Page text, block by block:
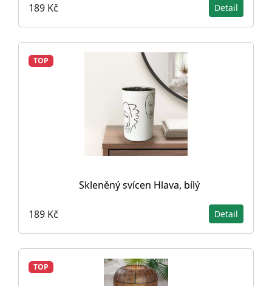
189 Kč Detail
TOP
Skleněný svícen Hlava, bílý
189 Kč Detail
TOP